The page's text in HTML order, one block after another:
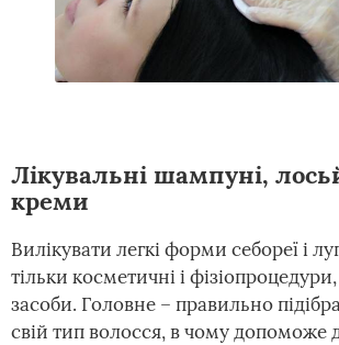
Лікувальні шампуні,
креми
Вилікувати легкі форми себореї і
тільки косметичні і фізіопроцедури,
засоби. Головне – правильно
свій тип волосся, в чому допоможе